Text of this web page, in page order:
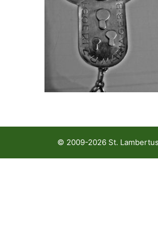
© 2009-2026 St.